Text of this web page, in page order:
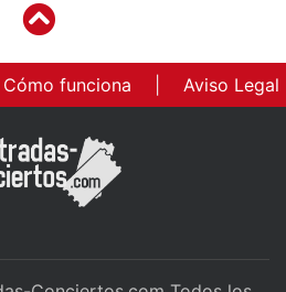
Cómo funciona Aviso Legal